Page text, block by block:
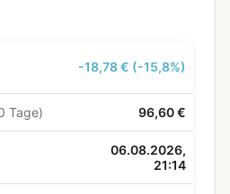
-18,78 € (-15,8%)
Tage) 96,60 €
06.08.2026,
21:14